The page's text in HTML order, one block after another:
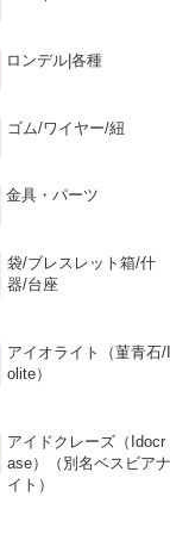
ロンデル|各種
ゴム/ワイヤー/紐
金具・パーツ
袋/ブレスレット箱/什
器/台座
アイオライト（菫青石/
olite）
アイドクレーズ（Idocr
ase）（別名ベスビア
イト）